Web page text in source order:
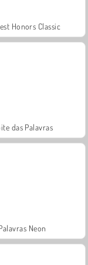
Honors Classic
das Palavras
Neon